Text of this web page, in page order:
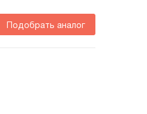
Подобрать аналог